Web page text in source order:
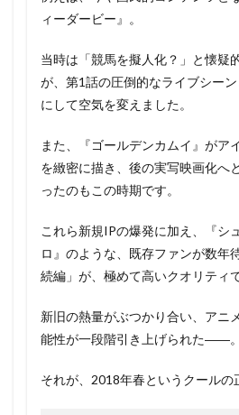
ィーダービー』。
当時は「競馬を擬人化？」と懐疑
が、第1話の圧倒的なライブシー
にして空気を変えました。
また、『ゴールデンカムイ』がア
を緻密に描き、後の実写映画化へ
ったのもこの時期です。
これら新規IPの爆発に加え、『シ
ロ』のような、既存ファンが数年
続編」が、極めて高いクオリティ
新旧の熱量がぶつかり合い、アニ
能性が一段階引き上げられた――。
それが、2018年春というクールの